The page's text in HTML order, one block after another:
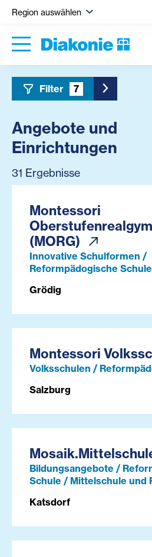
Region auswählen
Filter 7 Toggle
Angebote und
Einrichtungen
31 Ergebnisse
Montessori
(MORG)
Innovative Schulformen /
Reformpädogische Schule
Grödig
Montessori
Volksschulen /
Salzburg
Bildungsangebote /
Schule / Mittelschule und
Katsdorf